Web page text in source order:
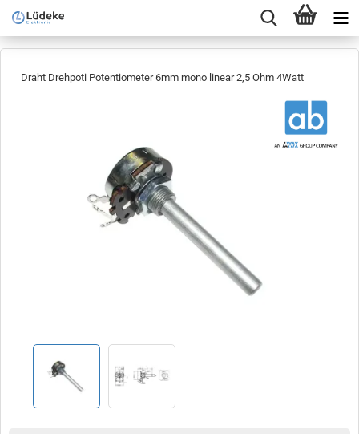
Draht Drehpoti Potentiometer 6mm mono linear 2,5 Ohm 4Watt